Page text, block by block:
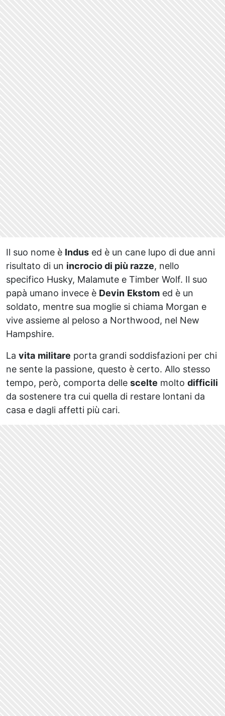
Il suo nome è Indus ed è un cane lupo di due anni
risultato di un incrocio di più razze, nello
specifico Husky, Malamute e Timber Wolf. Il suo
papà umano invece è Devin Ekstom ed è un
soldato, mentre sua moglie si chiama Morgan e
vive assieme al peloso a Northwood, nel New
Hampshire.
La vita militare porta grandi soddisfazioni per chi
ne sente la passione, questo è certo. Allo stesso
tempo, però, comporta delle scelte molto difficili
da sostenere tra cui quella di restare lontani da
casa e dagli affetti più cari.